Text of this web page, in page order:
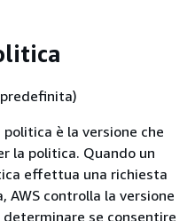
è la versione che
la politica. Quando un
effettua una richiesta
AWS controlla la versione
se consentire